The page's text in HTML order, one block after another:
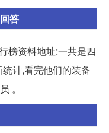
答
榜资料地址:一共是四
计,看完他们的装备
。